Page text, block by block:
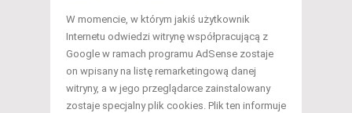
W momencie, w którym jakiś użytkownik
Internetu odwiedzi witrynę współpracującą z
Google w ramach programu AdSense zostaje
on wpisany na listę remarketingową danej
witryny, a w jego przeglądarce zainstalowany
zostaje specjalny plik cookies. Plik ten informuje